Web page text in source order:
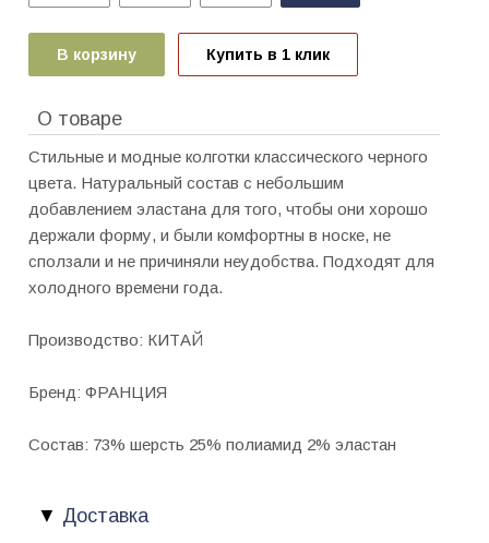
В корзину Купить в 1 клик
О товаре
Стильные и модные колготки классического черного
цвета. Натуральный состав с небольшим
добавлением эластана для того, чтобы они хорошо
держали форму, и были комфортны в носке, не
сползали и не причиняли неудобства. Подходят для
холодного времени года.
Производство: КИТАЙ
Бренд: ФРАНЦИЯ
Состав: 73% шерсть 25% полиамид 2% эластан
Доставка